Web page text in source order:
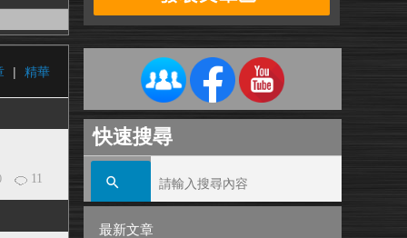
| 精華
11
快速搜尋
最新文章